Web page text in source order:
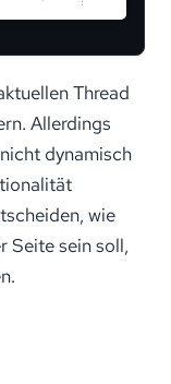
Thread
Allerdings
dynamisch
wie
Seite sein soll,